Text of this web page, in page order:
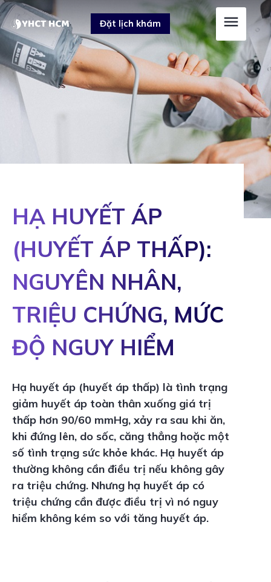
Skip
to
content
Đặt lịch khám
HẠ HUYẾT ÁP
(HUYẾT ÁP THẤP):
NGUYÊN NHÂN,
TRIỆU CHỨNG, MỨC
ĐỘ NGUY HIỂM
Hạ huyết áp (huyết áp thấp) là tình trạng
giảm huyết áp toàn thân xuống giá trị
thấp hơn 90/60 mmHg, xảy ra sau khi ăn,
khi đứng lên, do sốc, căng thẳng hoặc một
số tình trạng sức khỏe khác. Hạ huyết áp
thường không cần điều trị nếu không gây
ra triệu chứng. Nhưng hạ huyết áp có
triệu chứng cần được điều trị vì nó nguy
hiểm không kém so với tăng huyết áp.
Post
navigation